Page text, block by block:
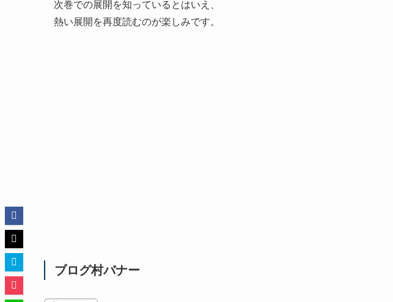
次巻での展開を知っているとはいえ、
熱い展開を再度読むのが楽しみです。
ブログ村バナー